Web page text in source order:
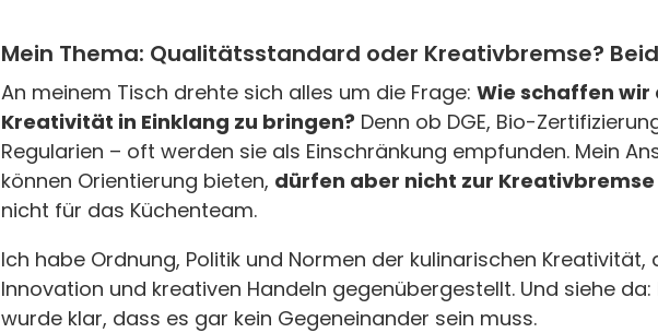
Mein Thema: Qualitätsstandard oder Kreativbremse?
An meinem Tisch drehte sich alles um die Frage: Wie schaffen wir
Kreativität in Einklang zu bringen? Denn ob DGE, Bio-
Regularien – oft werden sie als Einschränkung empfunden. Mein
können Orientierung bieten, dürfen aber nicht zur
nicht für das Küchenteam.
Ich habe Ordnung, Politik und Normen der kulinarischen Kreativität,
Innovation und kreativen Handeln gegenübergestellt. Und siehe da:
wurde klar, dass es gar kein Gegeneinander sein muss.